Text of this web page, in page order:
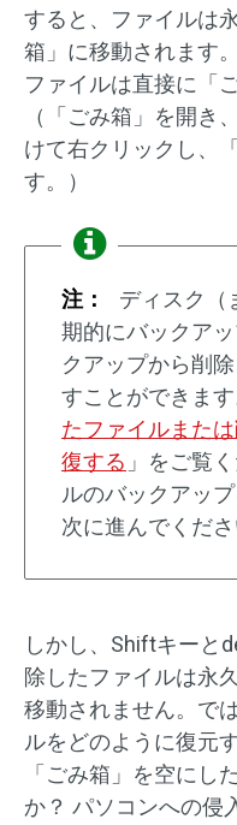
すると、ファイルは
箱」に移動されます
ファイルは直接に「
（「ごみ箱」を開き
けて右クリックし、
す。）
注：
ディスク（
期的にバックア
クアップから削
すことができま
たファイルまた
復する 」をご覧
ルのバックアッ
次に進んでくださ
しかし、Shiftキーと
除したファイルは永
移動されません。で
ルをどのように復元
「ごみ箱」を空にし
か？ パソコンへの侵